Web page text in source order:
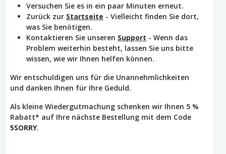
Versuchen Sie es in ein paar Minuten erneut.
Zurück zur Startseite - Vielleicht finden Sie dort,
was Sie benötigen.
Kontaktieren Sie unseren Support - Wenn das
Problem weiterhin besteht, lassen Sie uns bitte
wissen, wie wir Ihnen helfen können.
Wir entschuldigen uns für die Unannehmlichkeiten
und danken Ihnen für Ihre Geduld.
Als kleine Wiedergutmachung schenken wir Ihnen 5 %
Rabatt* auf Ihre nächste Bestellung mit dem Code
5SORRY.